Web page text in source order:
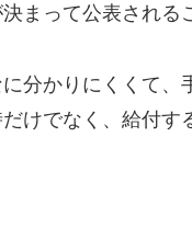
まって公表される
分かりにくくて、
けでなく、給付